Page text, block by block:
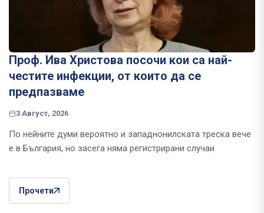
Проф. Ива Христова посочи кои са най-
честите инфекции, от които да се
предпазваме
3 Август, 2026
По нейните думи вероятно и западнонилската треска вече
е в България, но засега няма регистрирани случаи
Прочети